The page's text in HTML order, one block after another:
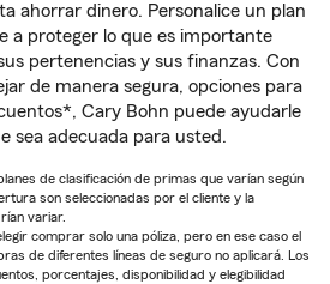
ahorrar dinero. Personalice un plan
a proteger lo que es importante
pertenencias y sus finanzas. Con
de manera segura, opciones para
Cary Bohn puede ayudarle
sea adecuada para usted.
de clasificación de primas que varían según
son seleccionadas por el cliente y la
variar.
comprar solo una póliza, pero en ese caso el
de diferentes líneas de seguro no aplicará. Los
porcentajes, disponibilidad y elegibilidad